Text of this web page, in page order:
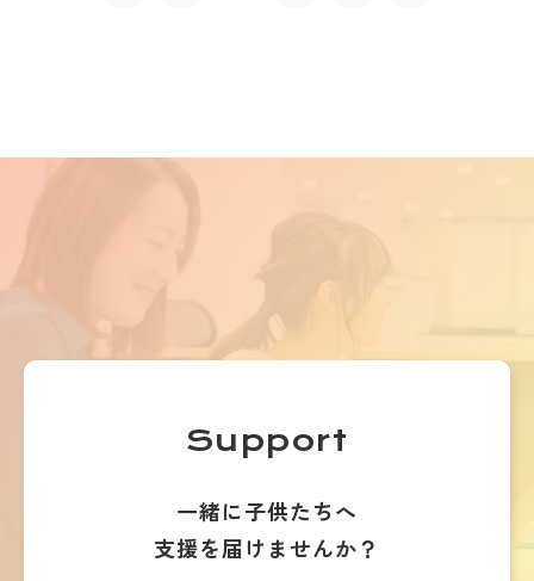
Support
一緒に子供たちへ
支援を届けませんか？